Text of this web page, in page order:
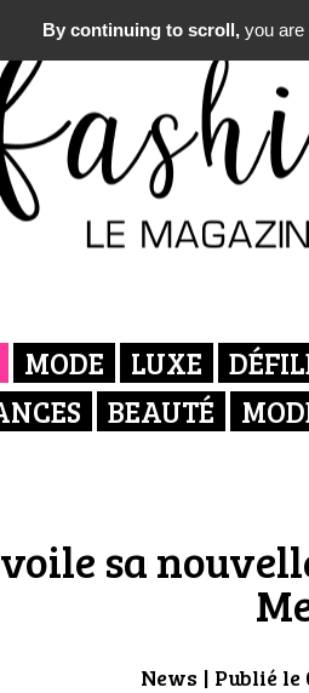
MODE LUXE
BEAUTÉ
sa
News | Publié le
By continuing to scroll, you are